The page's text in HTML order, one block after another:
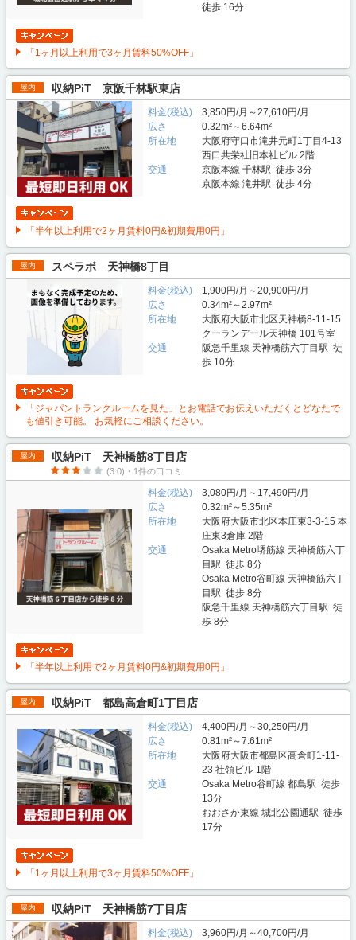
徒歩 16分
「1ヶ月以上利用で3ヶ月賃料50%OFF」
屋内 収納PiT 京阪千林駅東店
料金(税込)
3,850円/月～27,610円/月
広さ
0.32m²～6.64m²
所在地
大阪府守口市滝井元町1丁目4-13
西口共栄社旧本社ビル 2階
交通
京阪本線 千林駅 徒歩 3分
京阪本線 滝井駅 徒歩 4分
「半年以上利用で2ヶ月賃料0円&初期費用0円」
屋内 スペラボ 天神橋8丁目
料金(税込)
1,900円/月～20,900円/月
広さ
0.34m²～2.97m²
所在地
大阪府大阪市北区天神橋8-11-15
クーランデール天神橋 101号室
交通
阪急千里線 天神橋筋六丁目駅 徒
歩 10分
「ジャパントランクルームを見た」とお電話でお伝えいただくとどなたで
も値引き可能。 お気軽にご相談ください。
屋内 収納PiT 天神橋筋8丁目店
(3.0)・1件の口コミ
料金(税込)
3,080円/月～17,490円/月
広さ
0.32m²～5.35m²
所在地
大阪府大阪市北区本庄東3-3-15 本
庄東3倉庫 2階
交通
Osaka Metro堺筋線 天神橋筋六丁
目駅 徒歩 8分
Osaka Metro谷町線 天神橋筋六丁
目駅 徒歩 8分
阪急千里線 天神橋筋六丁目駅 徒
歩 8分
「半年以上利用で2ヶ月賃料0円&初期費用0円」
屋内 収納PiT 都島高倉町1丁目店
料金(税込)
4,400円/月～30,250円/月
広さ
0.81m²～7.61m²
所在地
大阪府大阪市都島区高倉町1-11-
23 社領ビル 1階
交通
Osaka Metro谷町線 都島駅 徒歩
13分
おおさか東線 城北公園通駅 徒歩
17分
「1ヶ月以上利用で3ヶ月賃料50%OFF」
屋内 収納PiT 天神橋筋7丁目店
料金(税込)
3,960円/月～40,700円/月